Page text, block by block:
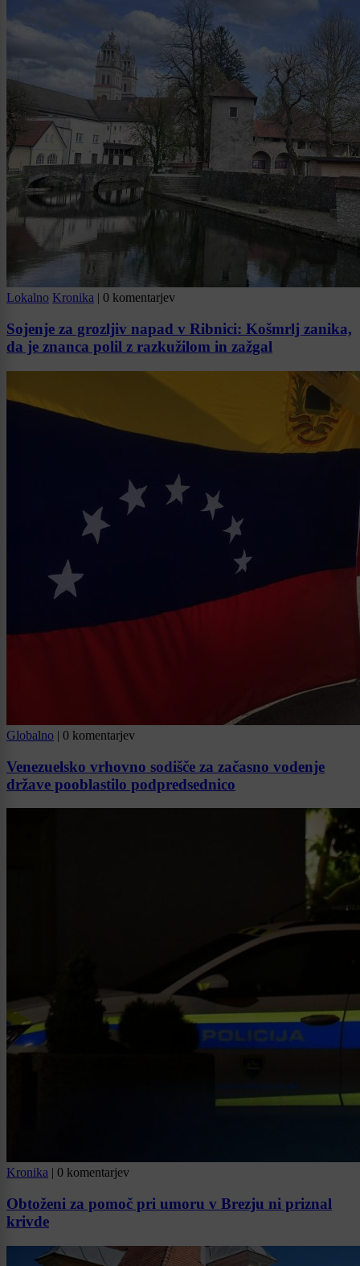
Lokalno Kronika | 0 komentarjev
Sojenje za grozljiv napad v Ribnici: Košmrlj zanika,
da je znanca polil z razkužilom in zažgal
Globalno | 0 komentarjev
Venezuelsko vrhovno sodišče za začasno vodenje
države pooblastilo podpredsednico
Kronika | 0 komentarjev
Obtoženi za pomoč pri umoru v Brezju ni priznal
krivde